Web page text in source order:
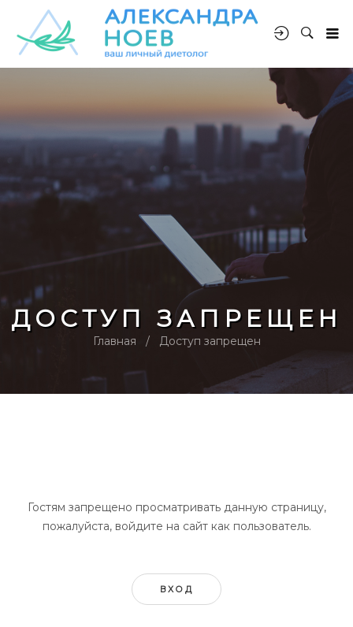
ДОСТУП ЗАПРЕЩЕН
Главная Доступ запрещен
Гостям запрещено просматривать данную страницу,
пожалуйста, войдите на сайт как пользователь.
ВХОД